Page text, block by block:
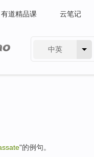
有道精品课 云笔记
中英
"的例句。